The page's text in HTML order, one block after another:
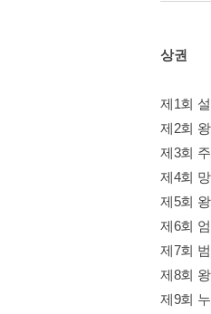
상권
제1회
제2회
제3회
제4회
제5회
제6회
제7회
제8회
제9회